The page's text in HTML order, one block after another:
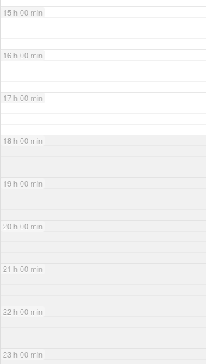
15 h 00 min
16 h 00 min
17 h 00 min
18 h 00 min
19 h 00 min
20 h 00 min
21 h 00 min
22 h 00 min
23 h 00 min